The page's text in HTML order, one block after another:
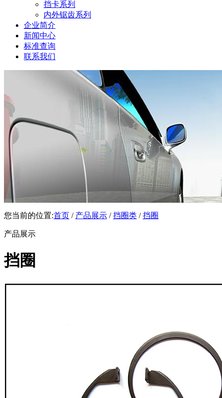
挡卡系列
内外锯齿系列
企业简介
新闻中心
标准查询
联系我们
您当前的位置:首页 / 产品展示 /挡圈类 /挡圈
产品展示
挡圈